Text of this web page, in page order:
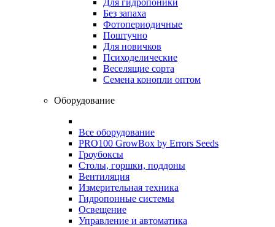
Для гидропоники
Без запаха
Фотопериодичные
Поштучно
Для новичков
Психоделические
Веселящие сорта
Семена конопли оптом
Оборудование
Все оборудование
PRO100 GrowBox by Errors Seeds
Гроубоксы
Столы, горшки, поддоны
Вентиляция
Измерительная техника
Гидропонные системы
Освещение
Управление и автоматика